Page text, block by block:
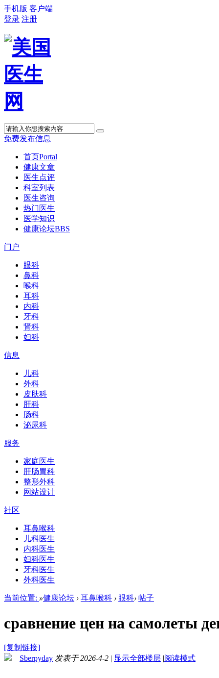
手机版 客户端
登录 注册
免费发布信息
首页Portal
健康文章
医生点评
科室列表
医生咨询
热门医生
医学知识
健康论坛BBS
门户
眼科
鼻科
喉科
耳科
内科
牙科
肾科
妇科
信息
儿科
外科
皮肤科
肝科
肠科
泌尿科
服务
家庭医生
肝肠胃科
整形外科
网站设计
社区
耳鼻喉科
儿科医生
内科医生
妇科医生
牙科医生
外科医生
当前位置: »健康论坛 › 耳鼻喉科 › 眼科› 帖子
сравнение цен на самолеты
[复制链接]
Sberpyday 发表于 2026-4-2 | 显示全部楼层 |阅读模式